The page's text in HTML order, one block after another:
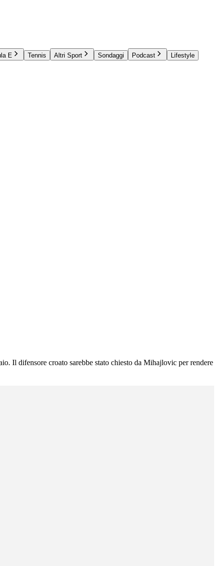
E Tennis Altri Sport Sondaggi Podcast Lifestyle
Il difensore croato sarebbe stato chiesto da Mihajlovic per rendere